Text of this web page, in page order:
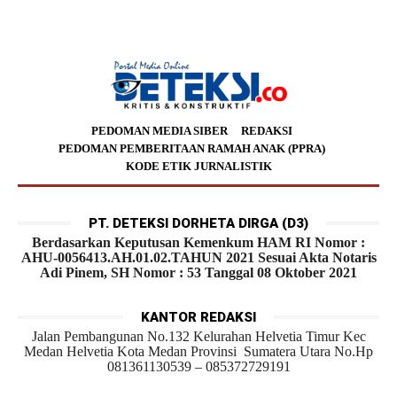
PEDOMAN MEDIA SIBER
REDAKSI
PEDOMAN PEMBERITAAN RAMAH ANAK (PPRA)
KODE ETIK JURNALISTIK
PT. DETEKSI DORHETA DIRGA (D3)
Berdasarkan Keputusan Kemenkum HAM RI Nomor :
AHU-0056413.AH.01.02.TAHUN 2021 Sesuai Akta Notaris
Adi Pinem, SH Nomor : 53 Tanggal 08 Oktober 2021
KANTOR REDAKSI
Jalan Pembangunan No.132 Kelurahan Helvetia Timur Kec
Medan Helvetia Kota Medan Provinsi Sumatera Utara No.Hp
081361130539 – 085372729191